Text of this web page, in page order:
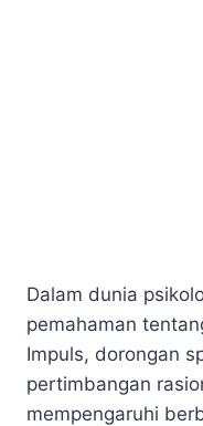
Dalam dunia
pemahaman
Impuls, dorongan
pertimbangan
mempengaruhi